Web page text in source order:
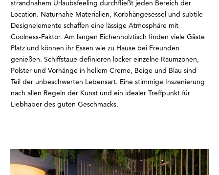
strandnahem Urlaubsfeeling durchfließt jeden Bereich der
Location. Naturnahe Materialien, Korbhängesessel und subtile
Designelemente schaffen eine lässige Atmosphäre mit
Coolness-Faktor. Am langen Eichenholztisch finden viele Gäste
Platz und können ihr Essen wie zu Hause bei Freunden
genießen. Schiffstaue definieren locker einzelne Raumzonen,
Polster und Vorhänge in hellem Creme, Beige und Blau sind
Teil der unbeschwerten Lebensart. Eine stimmige Inszenierung
nach allen Regeln der Kunst und ein idealer Treffpunkt für
Liebhaber des guten Geschmacks.